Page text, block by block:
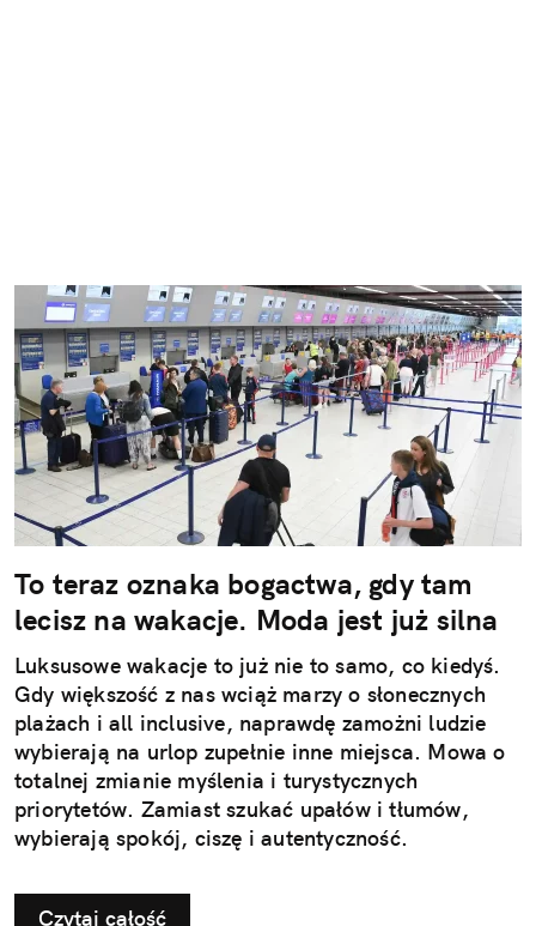
To teraz oznaka bogactwa, gdy tam
lecisz na wakacje. Moda jest już silna
Luksusowe wakacje to już nie to samo, co kiedyś.
Gdy większość z nas wciąż marzy o słonecznych
plażach i all inclusive, naprawdę zamożni ludzie
wybierają na urlop zupełnie inne miejsca. Mowa o
totalnej zmianie myślenia i turystycznych
priorytetów. Zamiast szukać upałów i tłumów,
wybierają spokój, ciszę i autentyczność.
Czytaj całość